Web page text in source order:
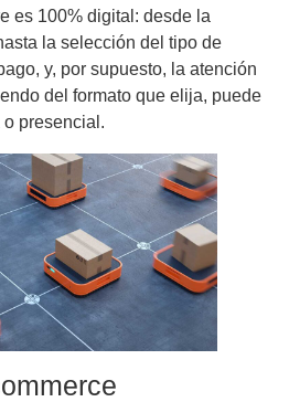
es 100% digital : desde la
la selección del tipo de
y, por supuesto, la atención
del formato que elija, puede
presencial.